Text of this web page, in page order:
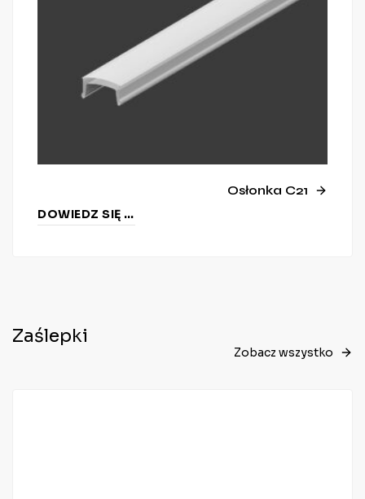
Osłonka C21
DOWIEDZ SIĘ WIĘCEJ
Zaślepki
Zobacz wszystko